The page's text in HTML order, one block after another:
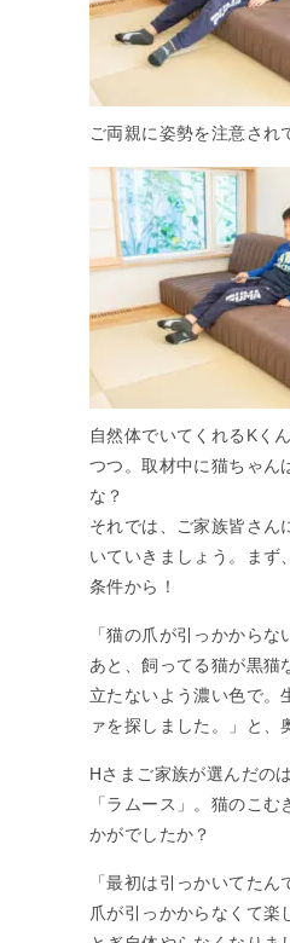
ご両親に姿勢を注意され
自然体でいてくれるKく
つつ。取材中に猫ちゃん
な？
それでは、ご家族皆さん
いていきましょう。まず
条件から！
「猫の爪が引っかからな
あと、飼ってる猫が黒猫
立たないよう濃い色で。
ァを探しました。」と、
Hさまご家族が選んだの
「ラムース」。猫のこ
かがでしたか？
「最初は引っかいてた
爪が引っかからなくて楽